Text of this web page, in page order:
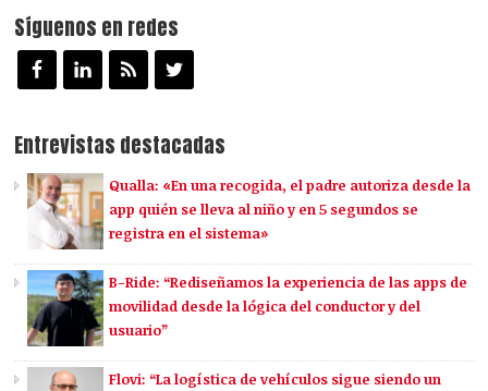
Síguenos en redes
Entrevistas destacadas
Qualla: «En una recogida, el padre autoriza desde la
app quién se lleva al niño y en 5 segundos se
registra en el sistema»
B-Ride: “Rediseñamos la experiencia de las apps de
movilidad desde la lógica del conductor y del
usuario”
Flovi: “La logística de vehículos sigue siendo un